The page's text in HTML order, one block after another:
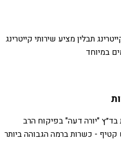
תבלין מציע שירותי קייטרינג
במיוחד
"יורה דעה" בפיקוח הרב
- כשרות ברמה הגבוהה ביותר